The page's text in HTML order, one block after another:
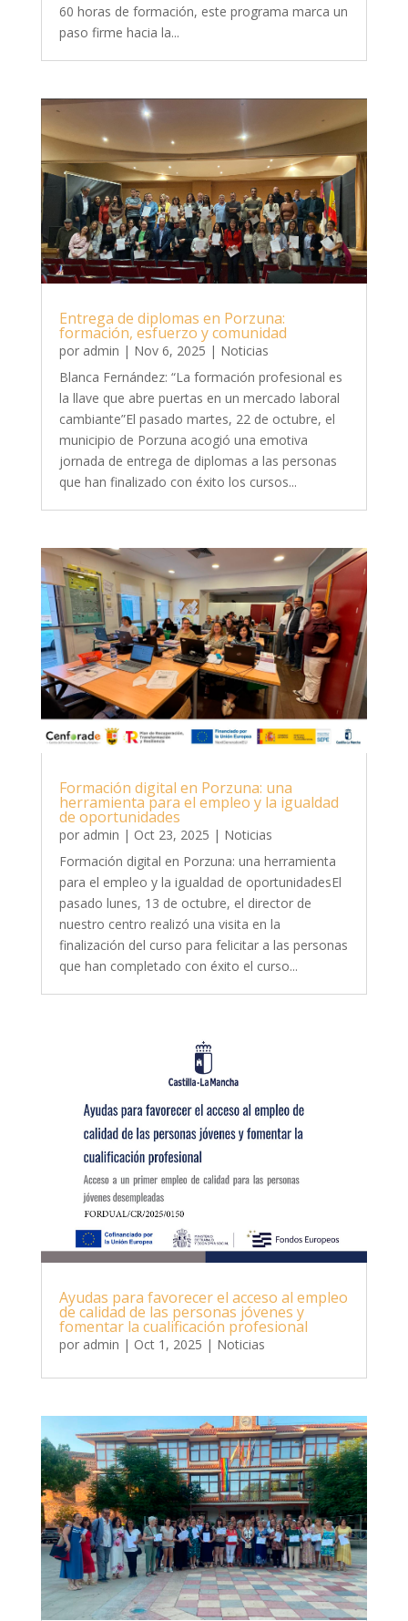
60 horas de formación, este programa marca un
paso firme hacia la...
Entrega de diplomas en Porzuna:
formación, esfuerzo y comunidad
por admin | Nov 6, 2025 | Noticias
Blanca Fernández: “La formación profesional es
la llave que abre puertas en un mercado laboral
cambiante”El pasado martes, 22 de octubre, el
municipio de Porzuna acogió una emotiva
jornada de entrega de diplomas a las personas
que han finalizado con éxito los cursos...
Formación digital en Porzuna: una
herramienta para el empleo y la igualdad
de oportunidades
por admin | Oct 23, 2025 | Noticias
Formación digital en Porzuna: una herramienta
para el empleo y la igualdad de oportunidadesEl
pasado lunes, 13 de octubre, el director de
nuestro centro realizó una visita en la
finalización del curso para felicitar a las personas
que han completado con éxito el curso...
Ayudas para favorecer el acceso al empleo
de calidad de las personas jóvenes y
fomentar la cualificación profesional
por admin | Oct 1, 2025 | Noticias